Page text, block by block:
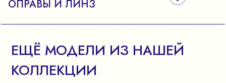
ОПРАВЫ И ЛИНЗ
ЕЩЁ МОДЕЛИ ИЗ НАШЕЙ
КОЛЛЕКЦИИ